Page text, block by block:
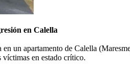
en Calella
un apartamento de Calella
en estado crítico.